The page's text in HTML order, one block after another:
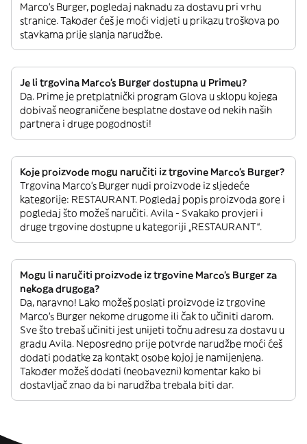
Marco's Burger, pogledaj naknadu za dostavu pri vrhu
stranice. Također ćeš je moći vidjeti u prikazu troškova po
stavkama prije slanja narudžbe.
Je li trgovina Marco's Burger dostupna u Primeu?
Da. Prime je pretplatnički program Glova u sklopu kojega
dobivaš neograničene besplatne dostave od nekih naših
partnera i druge pogodnosti!
Koje proizvode mogu naručiti iz trgovine Marco's Burger?
Trgovina Marco's Burger nudi proizvode iz sljedeće
kategorije: RESTAURANT. Pogledaj popis proizvoda gore i
pogledaj što možeš naručiti. Avila - Svakako provjeri i
druge trgovine dostupne u kategoriji „RESTAURANT“.
Mogu li naručiti proizvode iz trgovine Marco's Burger za
nekoga drugoga?
Da, naravno! Lako možeš poslati proizvode iz trgovine
Marco's Burger nekome drugome ili čak to učiniti darom.
Sve što trebaš učiniti jest unijeti točnu adresu za dostavu u
gradu Avila. Neposredno prije potvrde narudžbe moći ćeš
dodati podatke za kontakt osobe kojoj je namijenjena.
Također možeš dodati (neobavezni) komentar kako bi
dostavljač znao da bi narudžba trebala biti dar.